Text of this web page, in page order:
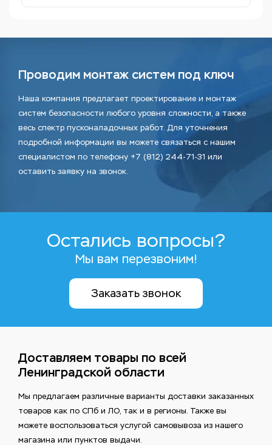
Проводим монтаж систем под ключ
Наша компания предлагает проектирование и монтаж
систем безопасности любого уровня сложности, а также
весь спектр пусконаладочных работ. Для уточнения
подробной информации вы можете связаться с нашим
специалистом по телефону +7 (812) 244-71-31 или
оставить заявку на звонок.
Остались вопросы?
Мы вам перезвоним!
Заказать звонок
Доставляем товары по всей
Ленинградской области
Мы предлагаем различные варианты доставки заказанных
товаров как по СПб и ЛО, так и в регионы. Также вы
можете воспользоваться услугой самовывоза из нашего
магазина или пунктов выдачи.